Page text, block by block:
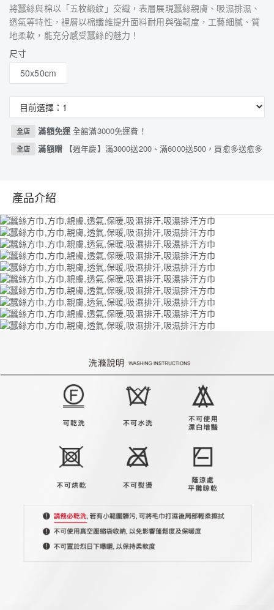
將蠶絲與棉以「五枚緞紋」交織，表層展現蠶絲親膚、吸濕排濕、
透氣等特性，裡層以棉纖維提升面料耐用與強韌度，工藝細膩、質
地柔軟，能充分感受蠶絲的魅力！
尺寸
50x50cm
全店 滿額免運全館滿3000免運費！
全店 滿額贈 【週年慶】滿3000送200、滿6000送500，買愈多送愈多
產品介紹